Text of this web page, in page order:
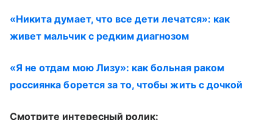
«Никита думает, что все дети лечатся»: как
живет мальчик с редким диагнозом
«Я не отдам мою Лизу»: как больная раком
россиянка борется за то, чтобы жить с дочкой
Смотрите интересный ролик: